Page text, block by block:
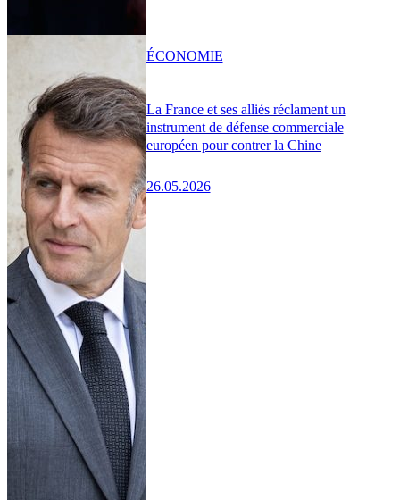
La France et ses alliés réclament un
instrument de défense commerciale
européen pour contrer la Chine
26.05.2026
ÉCONOMIE